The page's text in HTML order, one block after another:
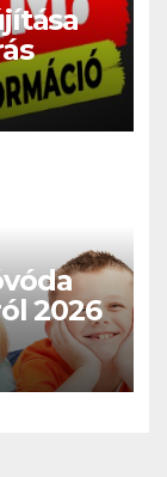
2026